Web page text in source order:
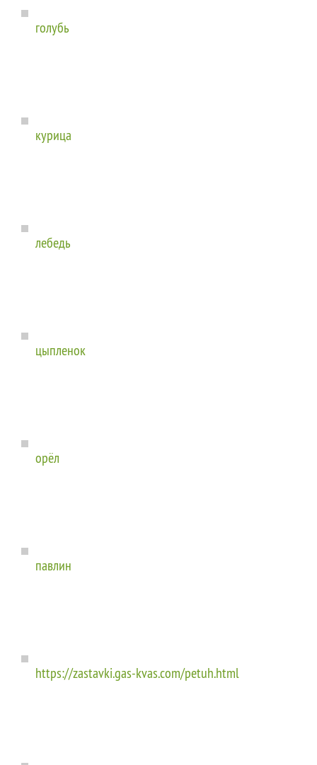
голубь
курица
лебедь
цыпленок
орёл
павлин
https://zastavki.gas-kvas.com/petuh.html